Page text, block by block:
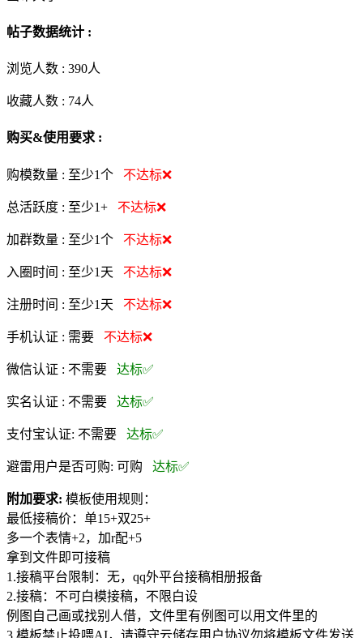
帖子数据统计 :
浏览人数 : 390人
收藏人数 : 74人
购买&使用要求 :
购模数量 : 至少1个 不达标❌
总活跃度 : 至少1+ 不达标❌
加群数量 : 至少1个 不达标❌
入圈时间 : 至少1天 不达标❌
注册时间 : 至少1天 不达标❌
手机认证 : 需要 不达标❌
微信认证 : 不需要 达标✅
实名认证 : 不需要 达标✅
支付宝认证: 不需要 达标✅
避雷用户是否可购: 可购 达标✅
附加要求: 模板使用规则：
最低接稿价：单15+双25+
多一个表情+2，加r配+5
拿到文件即可接稿
1.接稿平台限制：无，qq外平台接稿相册报备
2.接稿：不可白模接稿，不限白设
例图自己画或找别人借，文件里有例图可以用文件里的
3.模板禁止投喂AI，请遵守云储存用户协议勿将模板文件发送